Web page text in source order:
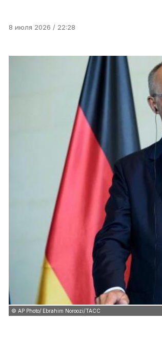
8 июля 2026 / 22:28
© AP Photo/ Ebrahim Noroozi/ТАСС